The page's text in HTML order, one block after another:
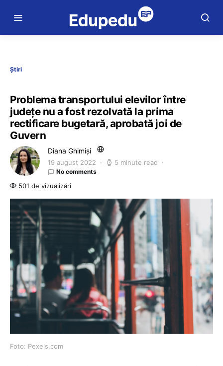
Știri
Problema transportului elevilor între
județe nu a fost rezolvată la prima
rectificare bugetară, aprobată joi de
Guvern
Diana Ghimiși
19 august 2022 5 minute read
No comments
501 de vizualizări
Foto: Pexels.com